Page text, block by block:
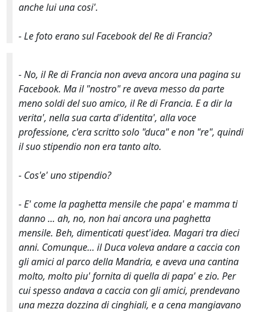
anche lui una cosi'.
- Le foto erano sul Facebook del Re di Francia?
- No, il Re di Francia non aveva ancora una pagina su
Facebook. Ma il "nostro" re aveva messo da parte
meno soldi del suo amico, il Re di Francia. E a dir la
verita', nella sua carta d'identita', alla voce
professione, c'era scritto solo "duca" e non "re", quindi
il suo stipendio non era tanto alto.
- Cos'e' uno stipendio?
- E' come la paghetta mensile che papa' e mamma ti
danno ... ah, no, non hai ancora una paghetta
mensile. Beh, dimenticati quest'idea. Magari tra dieci
anni. Comunque... il Duca voleva andare a caccia con
gli amici al parco della Mandria, e aveva una cantina
molto, molto piu' fornita di quella di papa' e zio. Per
cui spesso andava a caccia con gli amici, prendevano
una mezza dozzina di cinghiali, e a cena mangiavano